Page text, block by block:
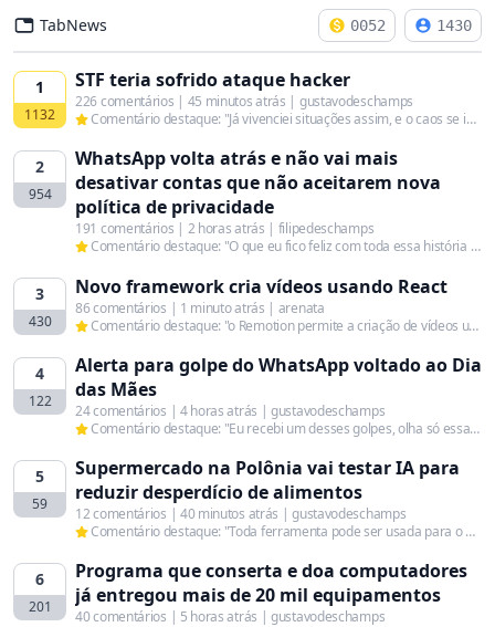
TabNews 0052 1430
1
1132
STF teria sofrido ataque hacker
226 comentários | 45 minutos atrás | gustavodeschamps
Comentário destaque: "Já vivenciei situações assim, e o caos se instala ou não conforme o poder de alinhamento que o líder tem. Agora, algo que não se pode negligenciar é o nível de ego presente nas pessoas, pois isso atrapalha muito!"
2
954
WhatsApp volta atrás e não vai mais
desativar contas que não aceitarem nova
política de privacidade
191 comentários | 2 horas atrás | filipedeschamps
Comentário destaque: "O que eu fico feliz com toda essa história é que quem está tocando essas mudanças dentro do Facebook não poderia esperar uma rejeição tão grande."
3
430
Novo framework cria vídeos usando React
86 comentários | 1 minuto atrás | arenata
Comentário destaque: "o Remotion permite a criação de vídeos usando como base o framework React, CSS, Canvas, SVG, WebGL e outras tecnologias web. Também é possível renderizar variantes de vídeos de forma dinâmica e automatizada, utilizando algoritmos ou puxando dados de APIs externas. O Remotion é um projeto de código aberto e gratuito para indivíduos e pequenos times e está disponível no repositório do GitHub “/JonnyBurger/remotion”."
4
122
Alerta para golpe do WhatsApp voltado ao Dia
das Mães
24 comentários | 4 horas atrás | gustavodeschamps
Comentário destaque: "Eu recebi um desses golpes, olha só essa imagem:"
5
59
Supermercado na Polônia vai testar IA para
reduzir desperdício de alimentos
12 comentários | 40 minutos atrás | gustavodeschamps
Comentário destaque: "Toda ferramenta pode ser usada para o mal e para o bem, e nesse caso, para o bem."
6
201
Programa que conserta e doa computadores
já entregou mais de 20 mil equipamentos
40 comentários | 5 horas atrás | gustavodeschamps